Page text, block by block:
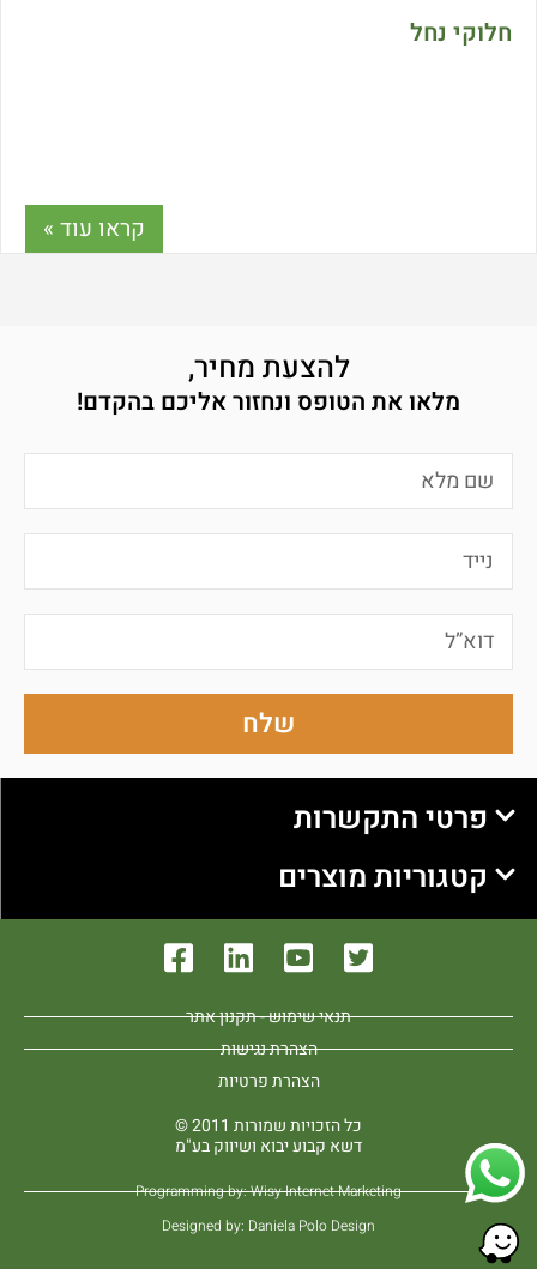
חלוקי נחל
קראו עוד »
להצעת מחיר,
מלאו את הטופס ונחזור אליכם בהקדם!
שלח
פרטי התקשרות
קטגוריות מוצרים
תנאי שימוש - תקנון אתר
הצהרת נגישות
הצהרת פרטיות
כל הזכויות שמורות 2011 ©
דשא קבוע יבוא ושיווק בע"מ
Programming by: Wisy Internet Marketing
Designed by: Daniela Polo Design